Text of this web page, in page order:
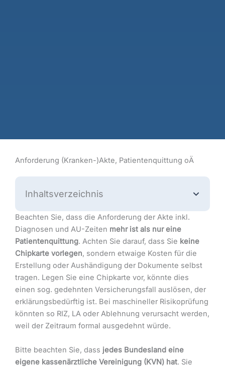
Anforderung (Kranken-)Akte, Patientenquittung oÄ
Inhaltsverzeichnis
Beachten Sie, dass die Anforderung der Akte inkl.
Diagnosen und AU-Zeiten mehr ist als nur eine
Patientenquittung. Achten Sie darauf, dass Sie keine
Chipkarte vorlegen, sondern etwaige Kosten für die
Erstellung oder Aushändigung der Dokumente selbst
tragen. Legen Sie eine Chipkarte vor, könnte dies
einen sog. gedehnten Versicherungsfall auslösen, der
erklärungsbedürftig ist. Bei maschineller Risikoprüfung
könnten so RIZ, LA oder Ablehnung verursacht werden,
weil der Zeitraum formal ausgedehnt würde.
Bitte beachten Sie, dass jedes Bundesland eine
eigene kassenärztliche Vereinigung (KVN) hat. Sie